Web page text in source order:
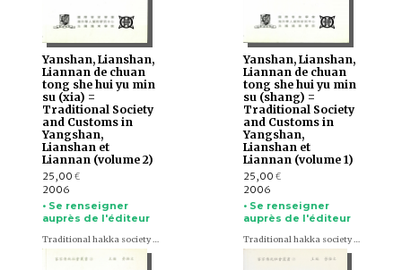
Yanshan, Lianshan,
Liannan de chuan
tong she hui yu min
su (xia) =
Traditional Society
and Customs in
Yangshan,
Lianshan et
Liannan (volume 2)
25,00 €
2006
• Se renseigner
auprès de l'éditeur
Yanshan, Lianshan,
Liannan de chuan
tong she hui yu min
su (shang) =
Traditional Society
and Customs in
Yangshan,
Lianshan et
Liannan (volume 1)
25,00 €
2006
• Se renseigner
auprès de l'éditeur
Traditional hakka society series (en chinois) Traditional hakka society series (en chinois)